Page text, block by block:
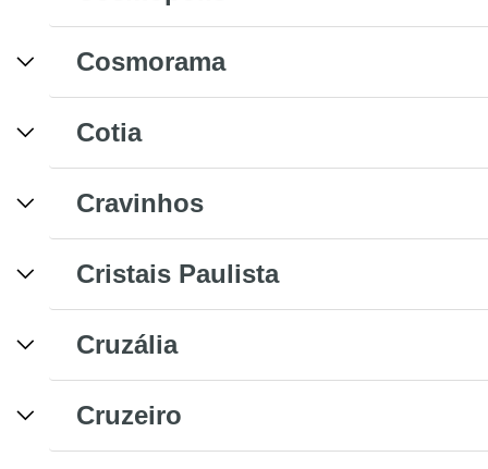
Cosmorama
Cotia
Cravinhos
Cristais Paulista
Cruzália
Cruzeiro